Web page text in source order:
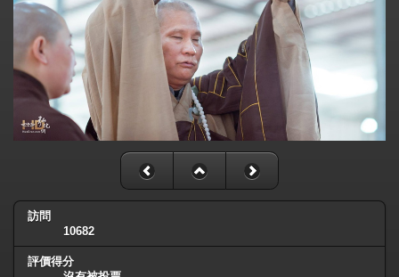
訪問
10682
評價得分